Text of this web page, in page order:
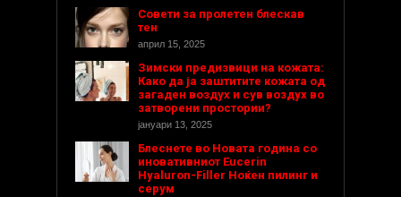
Совети за пролетен блескав
тен
април 15, 2025
Зимски предизвици на кожата:
Како да ја заштитите кожата од
загаден воздух и сув воздух во
затворени простории?
јануари 13, 2025
Блеснете во Новата година со
иновативниот Eucerin
Hyaluron-Filler Ноќен пилинг и
серум